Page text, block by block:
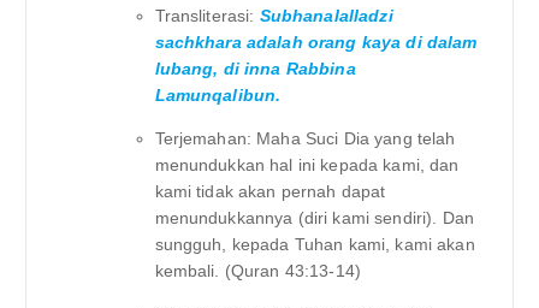
Transliterasi: Subhanalalladzi
sachkhara adalah orang kaya di dalam
lubang, di inna Rabbina
Lamunqalibun.
Terjemahan: Maha Suci Dia yang telah
menundukkan hal ini kepada kami, dan
kami tidak akan pernah dapat
menundukkannya (diri kami sendiri). Dan
sungguh, kepada Tuhan kami, kami akan
kembali. (Quran 43:13-14)